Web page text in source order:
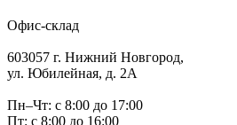
Офис-склад
603057 г. Нижний Новгород,
ул. Юбилейная, д. 2А
Пн–Чт: с 8:00 до 17:00
Пт: с 8:00 до 16:00